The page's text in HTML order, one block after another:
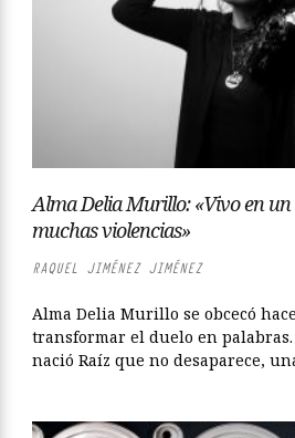
Alma Delia Murillo: «Vivo en
muchas violencias»
RAQUEL JIMÉNEZ JIMÉNEZ
Alma Delia Murillo se obcecó
transformar el duelo en palabras.
nació Raíz que no desaparece,